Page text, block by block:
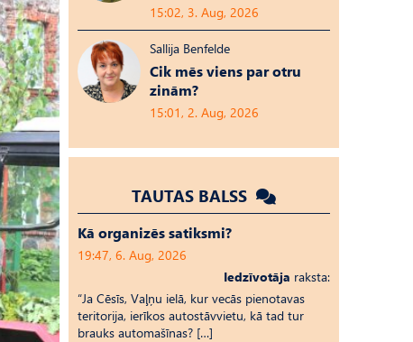
15:02, 3. Aug, 2026
Sallija Benfelde
Cik mēs viens par otru
zinām?
15:01, 2. Aug, 2026
TAUTAS BALSS
Kā organizēs satiksmi?
19:47, 6. Aug, 2026
Iedzīvotāja raksta:
“Ja Cēsīs, Vaļņu ielā, kur vecās pienotavas
teritorija, ierīkos autostāvvietu, kā tad tur
brauks automašīnas? […]